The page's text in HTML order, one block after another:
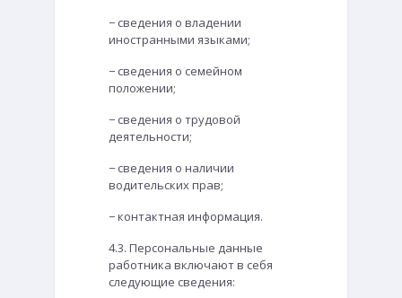
− сведения о владении
иностранными языками;
− сведения о семейном
положении;
− сведения о трудовой
деятельности;
− сведения о наличии
водительских прав;
− контактная информация.
4.3. Персональные данные
работника включают в себя
следующие сведения: